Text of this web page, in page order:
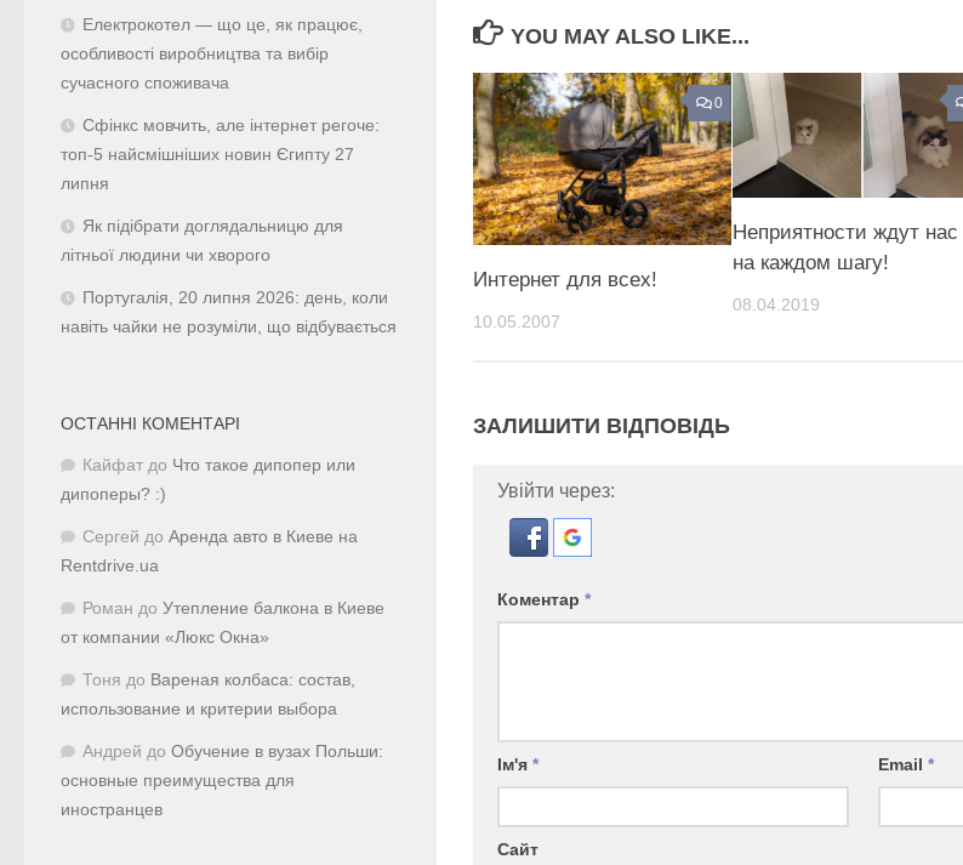
YOU MAY ALSO LIKE...
0
Интернет для всех!
10.05.2007
Неприятности ждут нас
на каждом шагу!
08.04.2019
ЗАЛИШИТИ ВІДПОВІДЬ
Увійти через:
Коментар *
Ім'я * Email*
Сайт
Електрокотел — що це, як працює,
особливості виробництва та вибір
сучасного споживача
Сфінкс мовчить, але інтернет регоче:
топ-5 найсмішніших новин Єгипту 27
липня
Як підібрати доглядальницю для
літньої людини чи хворого
Португалія, 20 липня 2026: день, коли
навіть чайки не розуміли, що відбувається
ОСТАННІ КОМЕНТАРІ
Кайфат до Что такое дипопер или
дипоперы? :)
Сергей до Аренда авто в Киеве на
Rentdrive.ua
Роман до Утепление балкона в Киеве
от компании «Люкс Окна»
Тоня до Вареная колбаса: состав,
использование и критерии выбора
Андрей до Обучение в вузах Польши:
основные преимущества для
иностранцев